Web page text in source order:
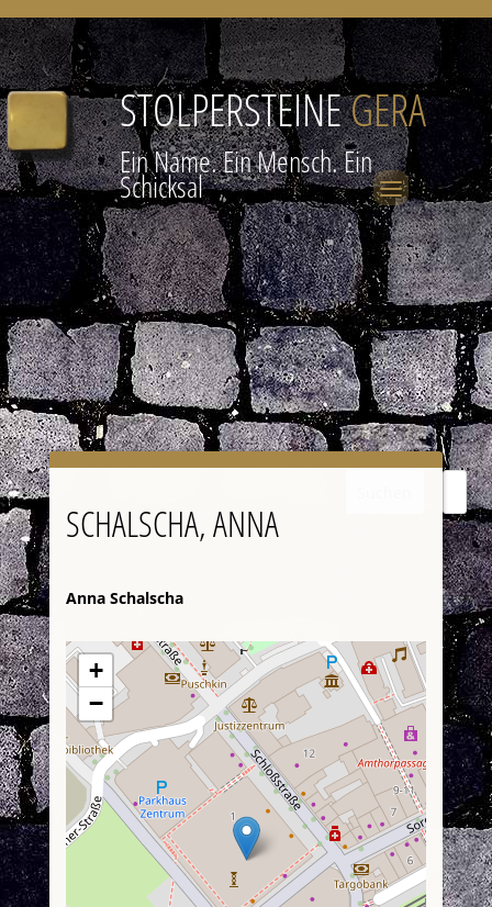
STOLPERSTEINEGERA
Ein Name. Ein Mensch. Ein
Schicksal
SCHALSCHA, ANNA
Anna Schalscha
+
−